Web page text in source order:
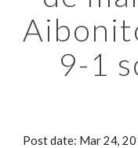
9-1
Post date: Mar 24,